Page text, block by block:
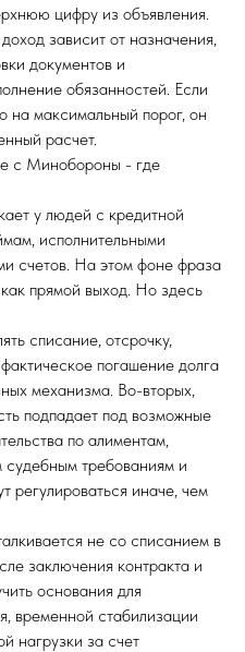
цифру из объявления.
зависит от назначения,
документов и
обязанностей. Если
на максимальный порог, он
расчет.
с Минобороны - где
у людей с кредитной
исполнительными
счетов. На этом фоне фраза
прямой выход. Но здесь
списание, отсрочку,
погашение долга
механизма. Во-вторых,
подпадает под возможные
по алиментам,
требованиям и
регулироваться иначе, чем
не со списанием в
заключения контракта и
основания для
временной стабилизации
нагрузки за счет